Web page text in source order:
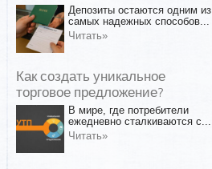
Депозиты остаются одним из
самых надежных способов...
Читать»
Как создать уникальное
торговое предложение?
В мире, где потребители
ежедневно сталкиваются с...
Читать»